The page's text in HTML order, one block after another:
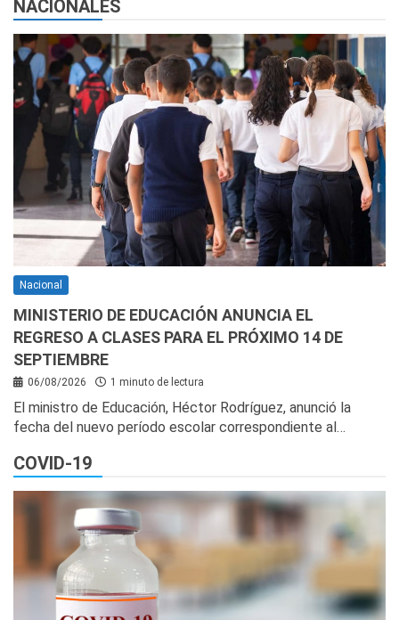
NACIONALES
Nacional
MINISTERIO DE EDUCACIÓN ANUNCIA EL
REGRESO A CLASES PARA EL PRÓXIMO 14 DE
SEPTIEMBRE
06/08/2026 1 minuto de lectura
El ministro de Educación, Héctor Rodríguez, anunció la
fecha del nuevo período escolar correspondiente al…
COVID-19